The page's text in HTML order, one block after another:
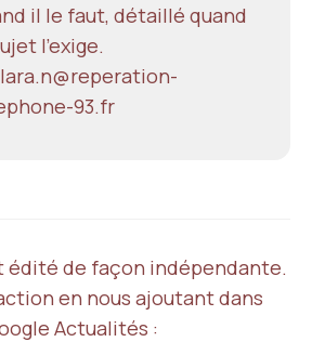
il le faut, détaillé quand
l'exige.
93.fr
édité de façon indépendante.
en nous ajoutant dans
Actualités :